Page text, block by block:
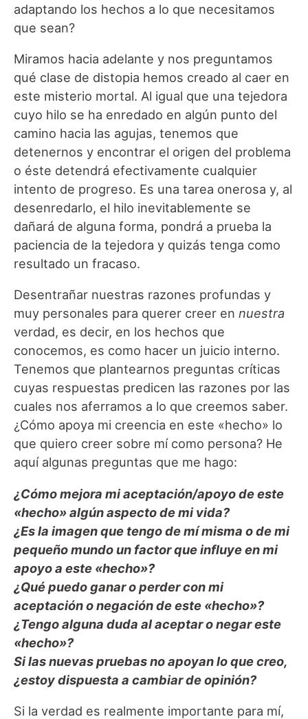
adaptando los hechos a lo que necesitamos
que sean?
Miramos hacia adelante y nos preguntamos
qué clase de distopia hemos creado al caer en
este misterio mortal. Al igual que una tejedora
cuyo hilo se ha enredado en algún punto del
camino hacia las agujas, tenemos que
detenernos y encontrar el origen del problema
o éste detendrá efectivamente cualquier
intento de progreso. Es una tarea onerosa y, al
desenredarlo, el hilo inevitablemente se
dañará de alguna forma, pondrá a prueba la
paciencia de la tejedora y quizás tenga como
resultado un fracaso.
Desentrañar nuestras razones profundas y
muy personales para querer creer en nuestra
verdad, es decir, en los hechos que
conocemos, es como hacer un juicio interno.
Tenemos que plantearnos preguntas críticas
cuyas respuestas predicen las razones por las
cuales nos aferramos a lo que creemos saber.
¿Cómo apoya mi creencia en este «hecho» lo
que quiero creer sobre mí como persona? He
aquí algunas preguntas que me hago:
¿Cómo mejora mi aceptación/apoyo de este
«hecho» algún aspecto de mi vida?
¿Es la imagen que tengo de mí misma o de mi
pequeño mundo un factor que influye en mi
apoyo a este «hecho»?
¿Qué puedo ganar o perder con mi
aceptación o negación de este «hecho»?
¿Tengo alguna duda al aceptar o negar este
«hecho»?
Si las nuevas pruebas no apoyan lo que creo,
¿estoy dispuesta a cambiar de opinión?
Si la verdad es realmente importante para mí,